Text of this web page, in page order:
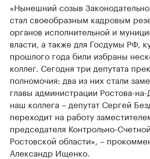
«Нынешний созыв
стал своеобразным кадровым
органов исполнительной и
власти, а также для Госдумы РФ,
прошлого года били избраны
коллег. Сегодня три депутата
полномочия: два из них стали
главы администрации Ростова-
наш коллега – депутат Сергей
переходит на работу
председателя Контрольно-
Ростовской области», –
Александр Ищенко.